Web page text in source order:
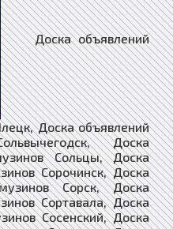
Доска объявлений аренда лимузинов Соль-Илецк, Доска объявлений аренда лимузинов Сольвычегодск, Доска объявлений аренда лимузинов Сольцы, Доска объявлений аренда лимузинов Сорочинск, Доска объявлений аренда лимузинов Сорск, Доска объявлений аренда лимузинов Сортавала, Доска объявлений аренда лимузинов Сосенский, Доска объявлений аренда лимузинов Сосновка, Доска объявлений аренда лимузинов Сосновоборск, Доска объявлений аренда лимузинов Сосновый Бор, Доска объявлений аренда лимузинов Сосногорск, Доска объявлений аренда лимузинов Сочи, Доска объявлений аренда лимузинов Спас-Деменск, Доска объявлений аренда лимузинов Абаза, Доска объявлений аренда лимузинов Абакан, Доска объявлений аренда лимузинов Абдулино, Доска объявлений аренда лимузинов Абинск, Доска объявлений аренда лимузинов Агидель, Доска объявлений аренда лимузинов Агрыз, Доска объявлений аренда лимузинов Адыгейск, Доска объявлений аренда лимузинов Азнакаево, Доска объявлений аренда лимузинов Азов, Доска объявлений аренда лимузинов Ак-Довурак, Доска объявлений аренда лимузинов Аксай, Доска объявлений аренда лимузинов Алагир, Доска объявлений аренда лимузинов Алапаевск, Доска объявлений аренда лимузинов Алатырь, Доска объявлений аренда лимузинов Алдан, Доска объявлений аренда лимузинов Алейск, Доска объявлений аренда лимузинов Александров, Доска объявлений аренда лимузинов Александровск, Доска объявлений аренда лимузинов Александровск-Сахалинский, Доска объявлений аренда лимузинов Алексеевка, Доска объявлений аренда лимузинов Алексин, Доска объявлений аренда лимузинов Алзамай, Доска объявлений аренда лимузинов Алупка, Доска объявлений аренда лимузинов Алушта, Доска объявлений аренда лимузинов Альметьевск, Доска объявлений аренда лимузинов Амурск, Доска объявлений аренда лимузинов Анадырь, Доска объявлений аренда лимузинов Анапа, Доска объявлений аренда лимузинов Ангарск, Доска объявлений аренда лимузинов Андреаполь, Доска объявлений аренда лимузинов Анжеро-Судженск, Доска объявлений аренда лимузинов Анива, Доска объявлений аренда лимузинов Апатиты, Доска объявлений аренда лимузинов Апрелевка, Доска объявлений аренда лимузинов Апшеронск, Доска объявлений аренда лимузинов Арамиль, Доска объявлений аренда лимузинов Аргун, Доска объявлений аренда лимузинов Ардатов, Доска объявлений аренда лимузинов Ардон, Доска объявлений аренда лимузинов Арзамас, Доска объявлений аренда лимузинов Аркадак, Доска объявлений аренда лимузинов Армавир, Доска объявлений аренда лимузинов Армянск, Доска объявлений аренда лимузинов Арсеньев, Доска объявлений аренда лимузинов Арск, Доска объявлений аренда лимузинов Артём, Доска объявлений аренда лимузинов Артёмовск, Доска объявлений аренда лимузинов Артёмовский, Доска объявлений аренда лимузинов Архангельск, Доска объявлений аренда лимузинов Асбест, Доска объявлений аренда лимузинов Асино, Доска объявлений аренда лимузинов Астрахань, Доска объявлений аренда лимузинов Аткарск, Доска объявлений аренда лимузинов Ахтубинск, Доска объявлений аренда лимузинов Ачинск, Доска объявлений аренда лимузинов Аша, Доска объявлений аренда лимузинов Бабаево, Доска объявлений аренда лимузинов Бабушкин, Доска объявлений аренда лимузинов Бавлы, Доска объявлений аренда лимузинов Багратионовск, Доска объявлений аренда лимузинов Байкальск, Доска объявлений аренда лимузинов Баймак, Доска объявлений аренда лимузинов Бакал, Доска объявлений аренда лимузинов Баксан, Доска объявлений аренда лимузинов Балабаново, Доска объявлений аренда лимузинов Балаково, Доска объявлений аренда лимузинов Балахна, Доска объявлений аренда лимузинов Балашиха, Доска объявлений аренда лимузинов Балашов, Доска объявлений аренда лимузинов Балей, Доска объявлений аренда лимузинов Балтийск, Доска объявлений аренда лимузинов Барабинск, Доска объявлений аренда лимузинов Барнаул, Доска объявлений аренда лимузинов Барыш, Доска объявлений аренда лимузинов Батайск, Доска объявлений аренда лимузинов Бахчисарай, Доска объявлений аренда лимузинов Бежецк, Доска объявлений аренда лимузинов Белая Калитва, Доска объявлений аренда лимузинов Белая Холуница, Доска объявлений аренда лимузинов Белгород, Доска объявлений аренда лимузинов Белебей, Доска объявлений аренда лимузинов Белёв, Доска объявлений аренда лимузинов Белинский, Доска объявлений аренда лимузинов Белово, Доска объявлений аренда лимузинов Белогорск, Доска объявлений аренда лимузинов Белогорск, Доска объявлений аренда лимузинов Белозерск, Доска объявлений аренда лимузинов Белокуриха, Доска объявлений аренда лимузинов Беломорск, Доска объявлений аренда лимузинов Белорецк, Доска объявлений аренда лимузинов Белореченск, Доска объявлений аренда лимузинов Белоусово, Доска объявлений аренда лимузинов Белоярский, Доска объявлений аренда лимузинов Белый, Доска объявлений аренда лимузинов Бердск, Доска объявлений аренда лимузинов Березники, Доска объявлений аренда лимузинов Берёзовский, Доска объявлений аренда лимузинов Берёзовский, Доска объявлений аренда лимузинов Беслан, Доска объявлений аренда лимузинов Бийск, Доска объявлений аренда лимузинов Бикин, Доска объявлений аренда лимузинов Билибино, Доска объявлений аренда лимузинов Биробиджан, Доска объявлений аренда лимузинов Бирск, Доска объявлений аренда лимузинов Бирюсинск, Доска объявлений аренда лимузинов Бирюч, Доска объявлений аренда лимузинов Благовещенск, Доска объявлений аренда лимузинов Благодарный, Доска объявлений аренда лимузинов Бобров, Доска объявлений аренда лимузинов Богданович, Доска объявлений аренда лимузинов Богородицк, Доска объявлений аренда лимузинов Богородск, Доска объявлений аренда лимузинов Боготол, Доска объявлений аренда лимузинов Богучар, Доска объявлений аренда лимузинов Бодайбо, Доска объявлений аренда лимузинов Бокситогорск, Доска объявлений аренда лимузинов Болгар, Доска объявлений аренда лимузинов Бологое, Доска объявлений аренда лимузинов Болотное, Доска объявлений аренда лимузинов Болохово, Доска объявлений аренда лимузинов Болхов, Доска объявлений аренда лимузинов Большой Камень, Доска объявлений аренда лимузинов Бор, Доска объявлений аренда лимузинов Борзя, Доска объявлений аренда лимузинов Борисоглебск, Доска объявлений аренда лимузинов Боровичи, Доска объявлений аренда лимузинов Боровск, Доска объявлений аренда лимузинов Бородино, Доска объявлений аренда лимузинов Братск, Доска объявлений аренда лимузинов Бронницы, Доска объявлений аренда лимузинов Брянск, Доска объявлений аренда лимузинов Бугульма, Доска объявлений аренда лимузинов Бугуруслан, Доска объявлений аренда лимузинов Будённовск, Доска объявлений аренда лимузинов Бузулук, Доска объявлений аренда лимузинов Буинск, Доска объявлений аренда лимузинов Буй, Доска объявлений аренда лимузинов Буйнакск, Доска объявлений аренда лимузинов Бутурлиновка, Доска объявлений аренда лимузинов Валдай, Доска объявлений аренда лимузинов Валуйки, Доска объявлений аренда лимузинов Велиж, Доска объявлений аренда лимузинов Великие Луки, Доска объявлений аренда лимузинов Великий Новгород, Доска объявлений аренда лимузинов Великий Устюг, Доска объявлений аренда лимузинов Вельск, Доска объявлений аренда лимузинов Венёв, Доска объявлений аренда лимузинов Верещагино, Доска объявлений аренда лимузинов Верея, Доска объявлений аренда лимузинов Верхнеуральск, Доска объявлений аренда лимузинов Верхний Тагил, Доска объявлений аренда лимузинов Верхний Уфалей, Доска объявлений аренда лимузинов Верхняя Пышма, Доска объявлений аренда лимузинов Верхняя Салда, Доска объявлений аренда лимузинов Верхняя Тура, Доска объявлений аренда лимузинов Верхотурье, Доска объявлений аренда лимузинов Верхоянск, Доска объявлений аренда лимузинов Весьегонск, Доска объявлений аренда лимузинов Ветлуга, Доска объявлений аренда лимузинов Видное, Доска объявлений аренда лимузинов Вилюйск, Доска объявлений аренда лимузинов Вилючинск, Доска объявлений аренда лимузинов Вихоревка, Доска объявлений аренда лимузинов Вичуга, Доска объявлений аренда лимузинов Владивосток, Доска объявлений аренда лимузинов Владикавказ, Доска объявлений аренда лимузинов Владимир, Доска объявлений аренда лимузинов Волгоград, Доска объявлений аренда лимузинов Волгодонск, Доска объявлений аренда лимузинов Волгореченск, Доска объявлений аренда лимузинов Волжск, Доска объявлений аренда лимузинов Волжский, Доска объявлений аренда лимузинов Вологда, Доска объявлений аренда лимузинов Володарск, Доска объявлений аренда лимузинов Волоколамск, Доска объявлений аренда лимузинов Волосово, Доска объявлений аренда лимузинов Волхов, Доска объявлений аренда лимузинов Волчанск, Доска объявлений аренда лимузинов Вольск, Доска объявлений аренда лимузинов Воркута, Доска объявлений аренда лимузинов Воронеж, Доска объявлений аренда лимузинов Ворсма, Доска объявлений аренда лимузинов Воскресенск, Доска объявлений аренда лимузинов Воткинск, Доска объявлений аренда лимузинов Всеволожск, Доска объявлений аренда лимузинов Вуктыл, Доска объявлений аренда лимузинов Выборг, Доска объявлений аренда лимузинов Выкса, Доска объявлений аренда лимузинов Высоковск, Доска объявлений аренда лимузинов Высоцк, Доска объявлений аренда лимузинов Вытегра, Доска объявлений аренда лимузинов Вышний Волочёк, Доска объявлений аренда лимузинов Вяземский, Доска объявлений аренда лимузинов Вязники, Доска объявлений аренда лимузинов Вязьма, Доска объявлений аренда лимузинов Вятские Поляны, Доска объявлений аренда лимузинов Гаврилов Посад, Доска объявлений аренда лимузинов Гаврилов-Ям, Доска объявлений аренда лимузинов Гагарин, Доска объявлений аренда лимузинов Гаджиево, Доска объявлений аренда лимузинов Гай, Доска объявлений аренда лимузинов Галич, Доска объявлений аренда лимузинов Гатчина, Доска объявлений аренда лимузинов Гвардейск, Доска объявлений аренда лимузинов Гдов, Доска объявлений аренда лимузинов Геленджик, Доска объявлений аренда лимузинов Георгиевск, Доска объявлений аренда лимузинов Глазов, Доска объявлений аренда лимузинов Голицыно, Доска объявлений аренда лимузинов Горбатов, Доска объявлений аренда лимузинов Горно-Алтайск, Доска объявлений аренда лимузинов Горнозаводск, Доска объявлений аренда лимузинов Горняк, Доска